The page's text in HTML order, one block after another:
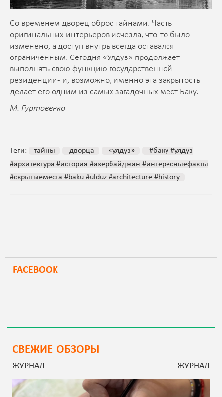
Со временем дворец оброс тайнами. Часть
оригинальных интерьеров исчезла, что-то было
изменено, а доступ внутрь всегда оставался
ограниченным. Сегодня «Улдуз» продолжает
выполнять свою функцию государственной
резиденции - и, возможно, именно эта закрытость
делает его одним из самых загадочных мест Баку.
М. Гуртовенко
Теги: тайны дворца «улдуз»
#баку #улдуз
#архитектура #история #азербайджан #интересныефакты
#скрытыеместа #baku #ulduz #architecture #history
FACEBOOK
СВЕЖИЕ ОБЗОРЫ
ЖУРНАЛ ЖУРНАЛ